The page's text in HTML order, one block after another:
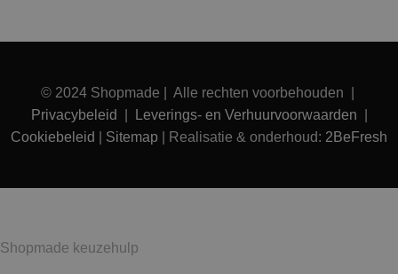
© 2024 Shopmade | Alle rechten voorbehouden |
Privacybeleid
Leverings- en Verhuurvoorwaarden
Cookiebeleid
Sitemap | Realisatie & onderhoud: 2BeFresh
Shopmade keuzehulp